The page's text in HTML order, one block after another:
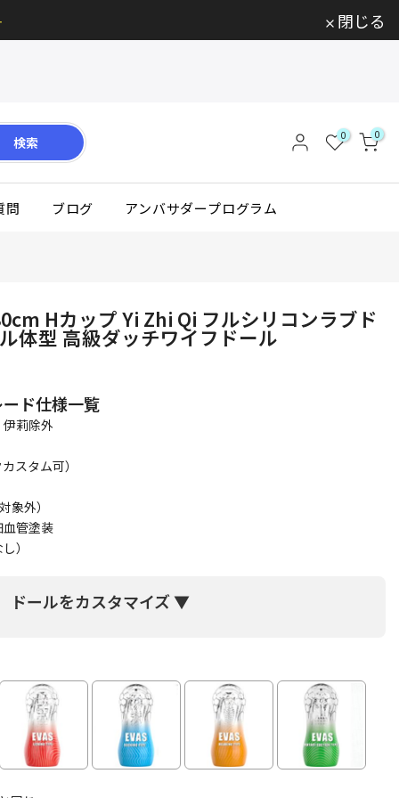
閉じる
検索 0 0
問 ブログ アンバサダープログラム
Hカップ Yi Zhi Qi フルシリコンラブド
体型 高級ダッチワイフドール
ド仕様一覧
莉除外
スタム可）
象外）
管塗装
）
ドールをカスタマイズ ▼